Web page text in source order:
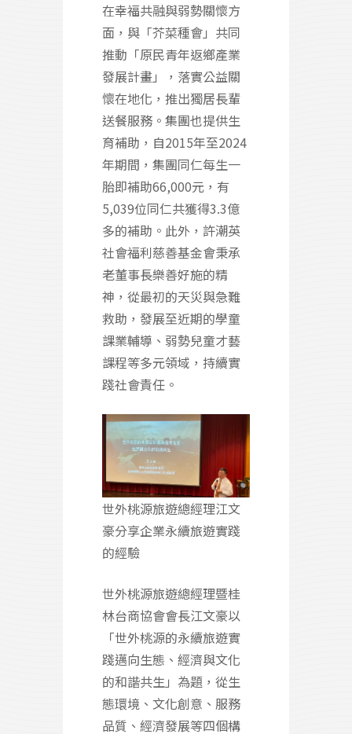
在幸福共融與弱勢關懷方
面，與「芥菜種會」共同
推動「原民青年返鄉產業
發展計畫」，落實公益關
懷在地化，推出獨居長輩
送餐服務。集團也提供生
育補助，自2015年至2024
年期間，集團同仁每生一
胎即補助66,000元，有
5,039位同仁共獲得3.3億
多的補助。此外，許潮英
社會福利慈善基金會秉承
老董事長樂善好施的精
神，從最初的天災與急難
救助，發展至近期的學童
課業輔導、弱勢兒童才藝
課程等多元領域，持續實
踐社會責任。
世外桃源旅遊總經理江文
豪分享企業永續旅遊實踐
的經驗
世外桃源旅遊總經理暨桂
林台商協會會長江文豪以
「世外桃源的永續旅遊實
踐邁向生態、經濟與文化
的和諧共生」為題，從生
態環境、文化創意、服務
品質、經濟發展等四個構